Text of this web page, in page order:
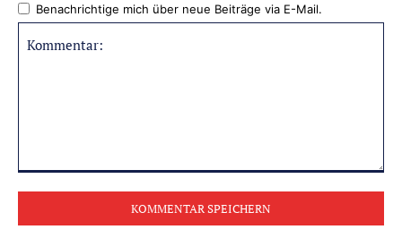
Benachrichtige mich über neue Beiträge via E-Mail.